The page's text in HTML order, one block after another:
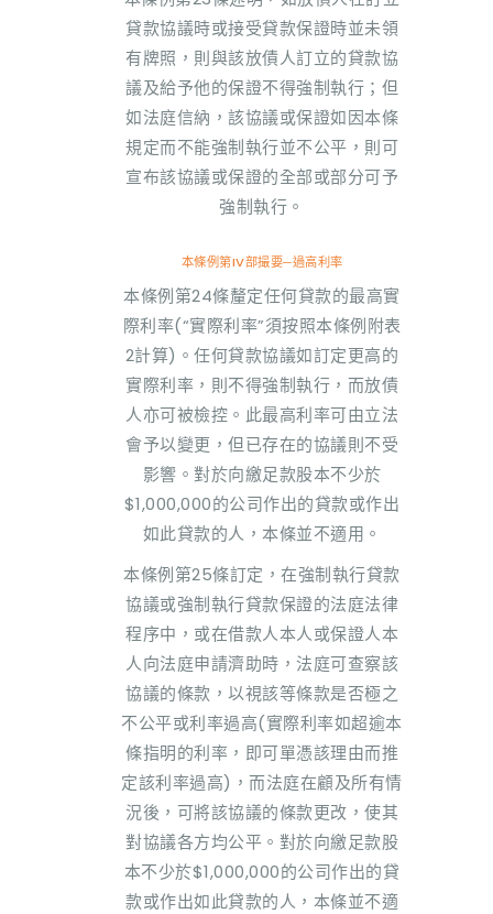
貸款協議時或接受貸款保證時並未領
有牌照，則與該放債人訂立的貸款協
議及給予他的保證不得強制執行；但
如法庭信納，該協議或保證如因本條
規定而不能強制執行並不公平，則可
宣布該協議或保證的全部或部分可予
強制執行。
本條例第IV部撮要─過高利率
本條例第24條釐定任何貸款的最高實
際利率(“實際利率”須按照本條例附表
2計算)。任何貸款協議如訂定更高的
實際利率，則不得強制執行，而放債
人亦可被檢控。此最高利率可由立法
會予以變更，但已存在的協議則不受
影響。對於向繳足款股本不少於
$1,000,000的公司作出的貸款或作出
如此貸款的人，本條並不適用。
本條例第25條訂定，在強制執行貸款
協議或強制執行貸款保證的法庭法律
程序中，或在借款人本人或保證人本
人向法庭申請濟助時，法庭可查察該
協議的條款，以視該等條款是否極之
不公平或利率過高(實際利率如超逾本
條指明的利率，即可單憑該理由而推
定該利率過高)，而法庭在顧及所有情
況後，可將該協議的條款更改，使其
對協議各方均公平。對於向繳足款股
本不少於$1,000,000的公司作出的貸
款或作出如此貸款的人，本條並不適